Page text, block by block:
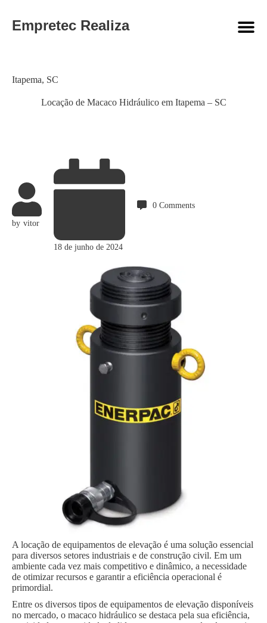
Empretec Realiza
Locação de Macaco Hidráulico em Itapema – SC
Category
Itapema, SC
by vitor
18 de junho de 2024
0 Comments
A locação de equipamentos de elevação é uma solução essencial
para diversos setores industriais e de construção civil. Em um
ambiente cada vez mais competitivo e dinâmico, a necessidade
de otimizar recursos e garantir a eficiência operacional é
primordial.
Entre os diversos tipos de equipamentos de elevação disponíveis
no mercado, o macaco hidráulico se destaca pela sua eficiência,